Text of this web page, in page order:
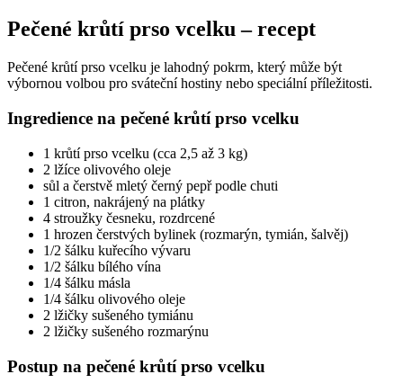
Pečené krůtí prso vcelku – recept
Pečené krůtí prso vcelku je lahodný pokrm, který může být
výbornou volbou pro sváteční hostiny nebo speciální příležitosti.
Ingredience na pečené krůtí prso vcelku
1 krůtí prso vcelku (cca 2,5 až 3 kg)
2 lžíce olivového oleje
sůl a čerstvě mletý černý pepř podle chuti
1 citron, nakrájený na plátky
4 stroužky česneku, rozdrcené
1 hrozen čerstvých bylinek (rozmarýn, tymián, šalvěj)
1/2 šálku kuřecího vývaru
1/2 šálku bílého vína
1/4 šálku másla
1/4 šálku olivového oleje
2 lžičky sušeného tymiánu
2 lžičky sušeného rozmarýnu
Postup na pečené krůtí prso vcelku